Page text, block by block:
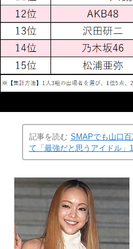
記事を読む SMAPでも山口
て「最強だと思うアイドル」